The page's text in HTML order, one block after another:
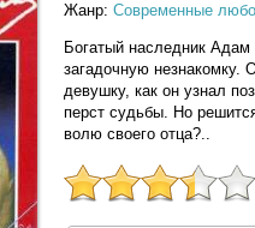
Жанр: Современные
Богатый наследник Адам
загадочную
девушку, как он узнал
перст судьбы. Но
волю своего отца?..